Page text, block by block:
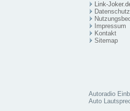
Link-
Datenschutz
Impressum
Kontakt
Sitemap
Autoradio
Auto